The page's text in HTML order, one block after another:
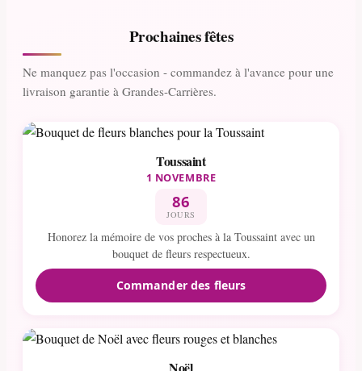
Prochaines fêtes
Ne manquez pas l'occasion - commandez à l'avance pour une
livraison garantie à Grandes-Carrières.
Toussaint
1 NOVEMBRE
86
JOURS
Honorez la mémoire de vos proches à la Toussaint avec un
bouquet de fleurs respectueux.
Commander des fleurs